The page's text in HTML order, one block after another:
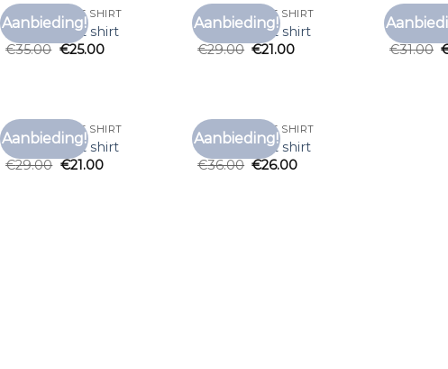
Aanbieding!
Toevoegen
LONGSLEEVE T SHIRT
longsleeve t shirt
€35.00 €25.00
Aanbieding!
Toevoegen
LONGSLEEVE T SHIRT
longsleeve t shirt
€29.00 €21.00
€31.00
Aanbieding!
Toevoegen
LONGSLEEVE T SHIRT
longsleeve t shirt
€29.00 €21.00
Aanbieding!
Toevoegen
LONGSLEEVE T SHIRT
longsleeve t shirt
€36.00 €26.00